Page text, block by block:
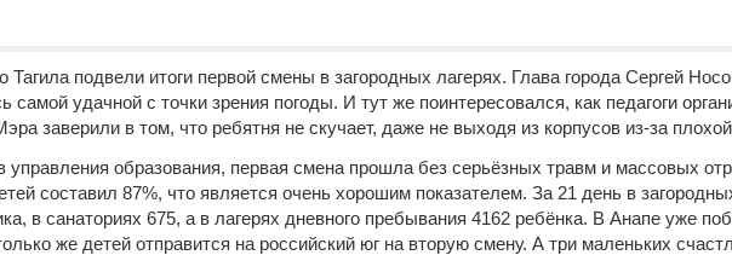
Тагила подвели итоги первой смены в загородных лагерях. Глава города Сергей
самой удачной с точки зрения погоды. И тут же поинтересовался, как педагоги
заверили в том, что ребятня не скучает, даже не выходя из корпусов из-за
управления образования, первая смена прошла без серьёзных травм и массовых
составил 87%, что является очень хорошим показателем. За 21 день в
в санаториях 675, а в лагерях дневного пребывания 4162 ребёнка. В Анапе уже
же детей отправится на российский юг на вторую смену. А три маленьких